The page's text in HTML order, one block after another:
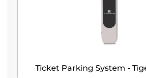
Ticket Parking System -